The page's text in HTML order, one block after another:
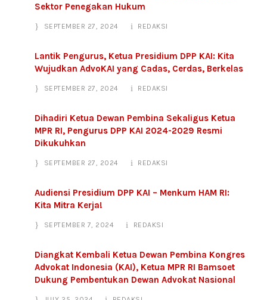
Sektor Penegakan Hukum
SEPTEMBER 27, 2024 REDAKSI
Lantik Pengurus, Ketua Presidium DPP KAI: Kita
Wujudkan AdvoKAI yang Cadas, Cerdas, Berkelas
SEPTEMBER 27, 2024 REDAKSI
Dihadiri Ketua Dewan Pembina Sekaligus Ketua
MPR RI, Pengurus DPP KAI 2024-2029 Resmi
Dikukuhkan
SEPTEMBER 27, 2024 REDAKSI
Audiensi Presidium DPP KAI – Menkum HAM RI:
Kita Mitra Kerja!
SEPTEMBER 7, 2024 REDAKSI
Diangkat Kembali Ketua Dewan Pembina Kongres
Advokat Indonesia (KAI), Ketua MPR RI Bamsoet
Dukung Pembentukan Dewan Advokat Nasional